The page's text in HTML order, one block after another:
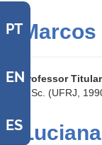
PT
EN
ES
Marcos
Professor Titular
D.Sc. (UFRJ,